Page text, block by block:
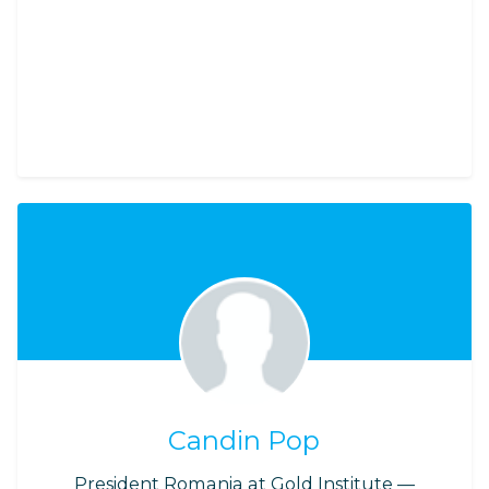
Candin Pop
President Romania at Gold Institute —